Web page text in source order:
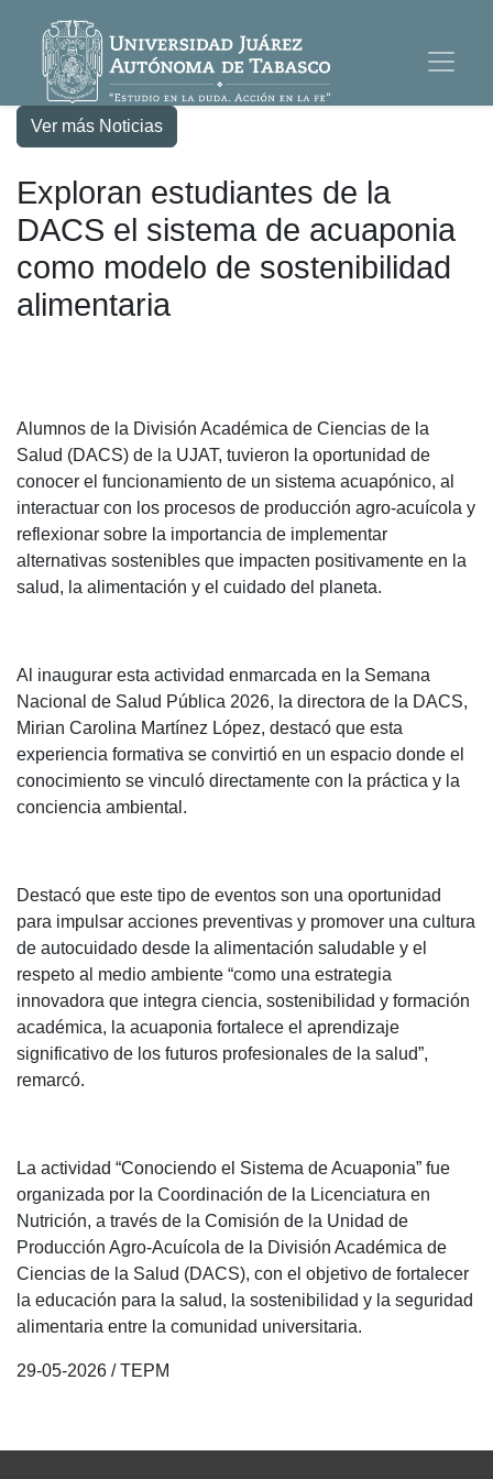
Ver más Noticias
Exploran estudiantes de la
DACS el sistema de acuaponia
como modelo de sostenibilidad
alimentaria
Alumnos de la División Académica de Ciencias de la
Salud (DACS) de la UJAT, tuvieron la oportunidad de
conocer el funcionamiento de un sistema acuapónico, al
interactuar con los procesos de producción agro-acuícola y
reflexionar sobre la importancia de implementar
alternativas sostenibles que impacten positivamente en la
salud, la alimentación y el cuidado del planeta.
Al inaugurar esta actividad enmarcada en la Semana
Nacional de Salud Pública 2026, la directora de la DACS,
Mirian Carolina Martínez López, destacó que esta
experiencia formativa se convirtió en un espacio donde el
conocimiento se vinculó directamente con la práctica y la
conciencia ambiental.
Destacó que este tipo de eventos son una oportunidad
para impulsar acciones preventivas y promover una cultura
de autocuidado desde la alimentación saludable y el
respeto al medio ambiente “como una estrategia
innovadora que integra ciencia, sostenibilidad y formación
académica, la acuaponia fortalece el aprendizaje
significativo de los futuros profesionales de la salud”,
remarcó.
La actividad “Conociendo el Sistema de Acuaponia” fue
organizada por la Coordinación de la Licenciatura en
Nutrición, a través de la Comisión de la Unidad de
Producción Agro-Acuícola de la División Académica de
Ciencias de la Salud (DACS), con el objetivo de fortalecer
la educación para la salud, la sostenibilidad y la seguridad
alimentaria entre la comunidad universitaria.
29-05-2026 / TEPM